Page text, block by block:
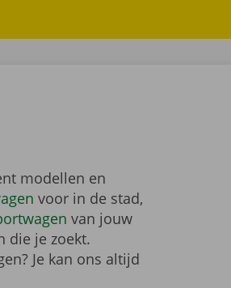
modellen en
voor in de stad,
van jouw
die je zoekt.
Je kan ons altijd